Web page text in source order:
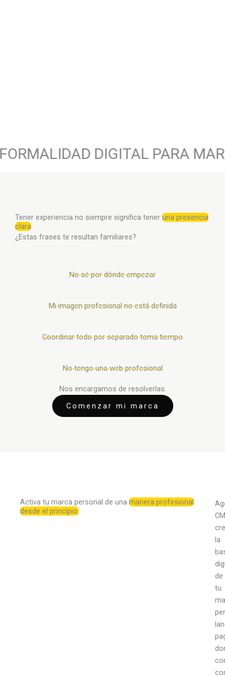
DIGITAL PARA
Tener experiencia no siempre significa tener una presencia
clara
¿Estas frases te resultan familiares?
No sé por dónde empezar
Mi imagen profesional no está definida
Coordinar todo por separado toma tiempo
No tengo una web profesional
Nos encargamos de resolverlas.
Comenzar mi marca
Activa tu marca personal de una manera profesional
desde el principio.
la
de
tu